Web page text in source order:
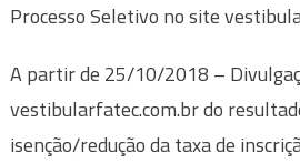
Processo Seletivo no site
A partir de 25/10/2018 –
vestibularfatec.com.br do
isenção/redução da taxa de